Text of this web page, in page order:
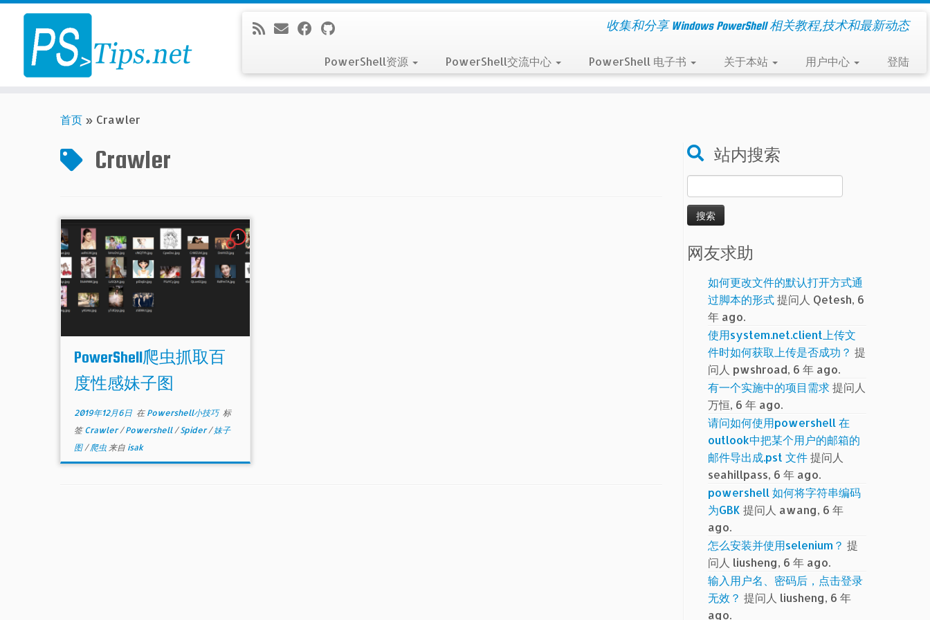
Skip
content
收集和分享 Windows PowerShell 相关教程,技术和最新动态
PowerShell资源 PowerShell交流中心 PowerShell 电子书 关于本站 用户中心 登陆
首页 » Crawler
Crawler
1
PowerShell爬虫抓取百
度性感妹子图
2019年12月6日 在 Powershell小技巧 标
签Crawler/Powershell/Spider/妹子
图/爬虫 来自 isak
站内搜索
索：
网友求助
如何更改文件的默认打开方式通
过脚本的形式提问人 Qetesh, 6
年 ago.
使用system.net.client上传文
件时如何获取上传是否成功？ 提
问人 pwshroad, 6 年 ago.
有一个实施中的项目需求提问人
万恒, 6 年 ago.
请问如何使用powershell 在
outlook中把某个用户的邮箱的
邮件导出成.pst 文件提问人
seahillpass, 6 年 ago.
powershell 如何将字符串编码
为GBK 提问人 awang, 6 年
ago.
怎么安装并使用selenium？ 提
问人 liusheng, 6 年 ago.
输入用户名、密码后，点击登录
无效？ 提问人 liusheng, 6 年
ago.